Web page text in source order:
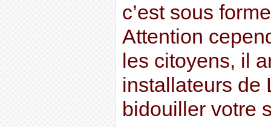
c’est sous
Attention
les citoyens, il
installateurs de
bidouiller votre